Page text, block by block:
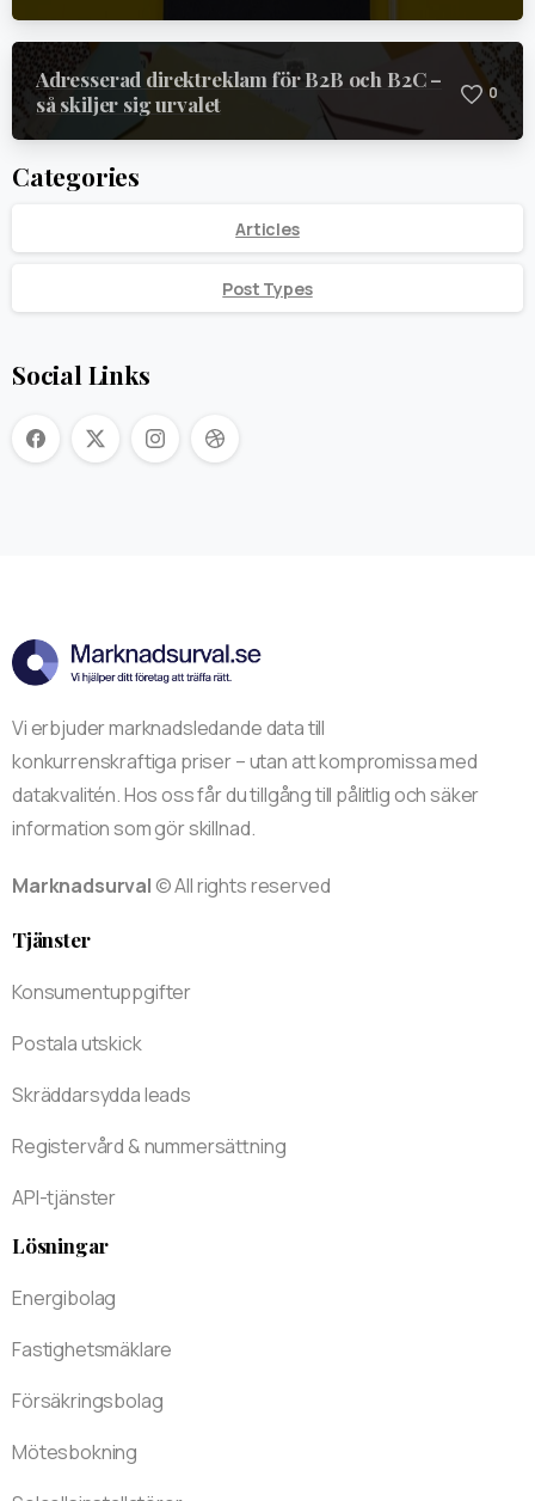
Adresserad direktreklam för B2B och B2C –
så skiljer sig urvalet
0
Categories
Articles
Post Types
Social Links
Vi erbjuder marknadsledande data till
konkurrenskraftiga priser – utan att kompromissa med
datakvalitén. Hos oss får du tillgång till pålitlig och säker
information som gör skillnad.
Marknadsurval © All rights reserved
Tjänster
Konsumentuppgifter
Postala utskick
Skräddarsydda leads
Registervård & nummersättning
API-tjänster
Lösningar
Energibolag
Fastighetsmäklare
Försäkringsbolag
Mötesbokning